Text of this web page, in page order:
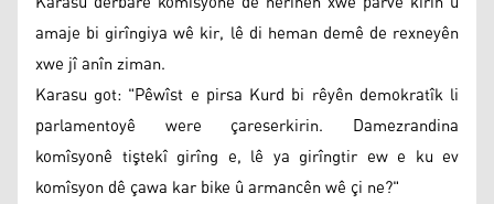
amaje bi girîngiya wê kir, lê di heman demê de rexneyên
xwe jî anîn ziman.
Karasu got: "Pêwîst e pirsa Kurd bi rêyên demokratîk li
parlamentoyê were çareserkirin. Damezrandina
komîsyonê tiştekî girîng e, lê ya girîngtir ew e ku ev
komîsyon dê çawa kar bike û armancên wê çi ne?"